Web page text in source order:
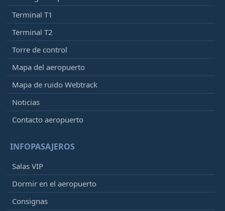
Terminal T1
Terminal T2
Torre de control
Mapa del aeropuerto
Mapa de ruido Webtrack
Noticias
Contacto aeropuerto
INFOPASAJEROS
Salas VIP
Dormir en el aeropuerto
Consignas